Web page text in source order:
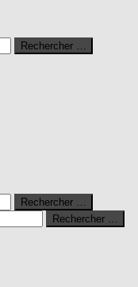
Rechercher …
Rechercher …
Rechercher …